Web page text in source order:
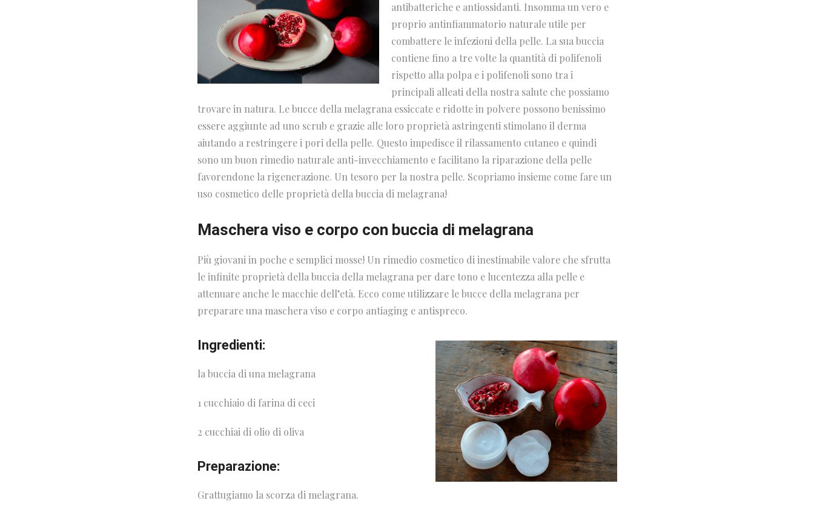
antibatteriche e antiossidanti. Insomma un vero e
proprio antinfiammatorio naturale utile per
combattere le infezioni della pelle. La sua buccia
contiene fino a tre volte la quantità di polifenoli
rispetto alla polpa e i polifenoli sono tra i
principali alleati della nostra salute che possiamo
trovare in natura. Le bucce della melagrana essiccate e ridotte in polvere possono benissimo
essere aggiunte ad uno scrub e grazie alle loro proprietà astringenti stimolano il derma
aiutando a restringere i pori della pelle. Questo impedisce il rilassamento cutaneo e quindi
sono un buon rimedio naturale anti-invecchiamento e facilitano la riparazione della pelle
favorendone la rigenerazione. Un tesoro per la nostra pelle. Scopriamo insieme come fare un
uso cosmetico delle proprietà della buccia di melagrana!
Maschera viso e corpo con buccia di melagrana
Più giovani in poche e semplici mosse! Un rimedio cosmetico di inestimabile valore che sfrutta
le infinite proprietà della buccia della melagrana per dare tono e lucentezza alla pelle e
attenuare anche le macchie dell’età. Ecco come utilizzare le bucce della melagrana per
preparare una maschera viso e corpo antiaging e antispreco.
Ingredienti:
la buccia di una melagrana
1 cucchiaio di farina di ceci
2 cucchiai di olio di oliva
Preparazione:
Grattugiamo la scorza di melagrana.